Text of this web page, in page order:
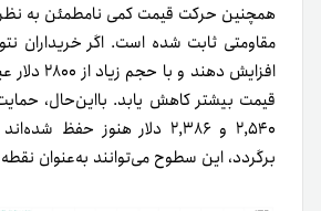
همچنین حرکت قیمت کمی نامطمئن به
مقاومتی ثابت شده است. اگر خریداران
افزایش
قیمت بیشتر کاهش یابد. با‌این‌حال،
۲,۵۴۰ و ۲,۳۸۶ دلار هنوز حفظ
برگردد، این سطوح می‌توانند به‌عنوان